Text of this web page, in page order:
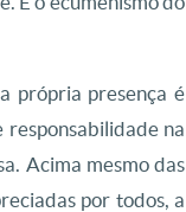
própria presença é
responsabilidade na
Acima mesmo das
por todos, a